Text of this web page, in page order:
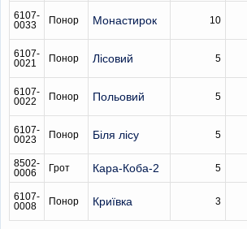
6107-
0033
Понор Монастирок 10
6107-
0021
Понор Лісовий 5
6107-
0022
Понор Польовий 5
6107-
0023
Понор Біля лісу 5
8502-
0006
Грот Кара-Коба-2 5
6107-
0008
Понор Криївка 3